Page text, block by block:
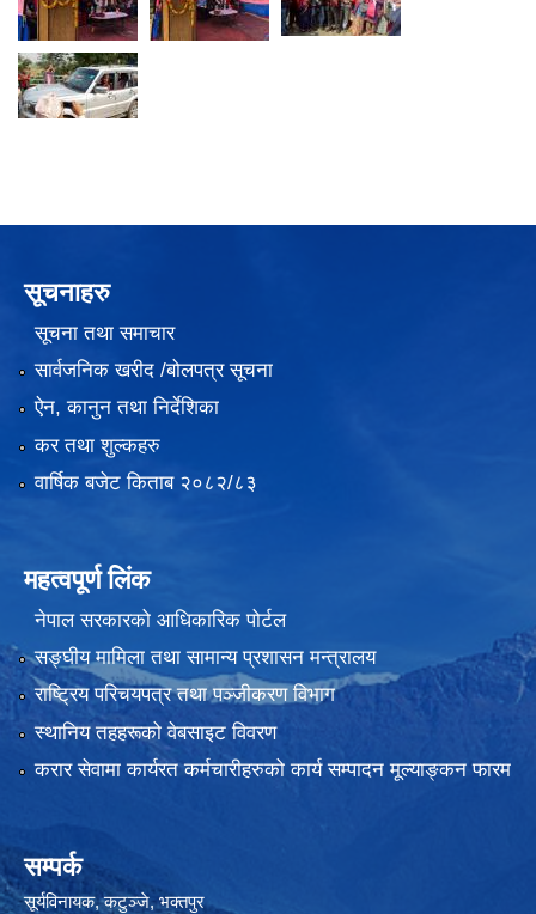
सूचनाहरु
सूचना तथा समाचार
सार्वजनिक खरीद /बोलपत्र सूचना
ऐन, कानुन तथा निर्देशिका
कर तथा शुल्कहरु
वार्षिक बजेट किताब २०८२/८३
महत्वपूर्ण लिंक
नेपाल सरकारको आधिकारिक पोर्टल
सङ्‍घीय मामिला तथा सामान्य प्रशासन मन्त्रालय
राष्ट्रिय परिचयपत्र तथा पञ्जीकरण विभाग
स्थानिय तहहरूको वेबसाइट विवरण
करार सेवामा कार्यरत कर्मचारीहरुको कार्य सम्पादन मूल्याङ्कन फारम
सम्पर्क
सूर्यविनायक, कटुञ्जे, भक्तपुर